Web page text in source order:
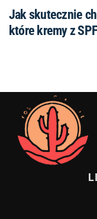
Jak skutecznie
które kremy z